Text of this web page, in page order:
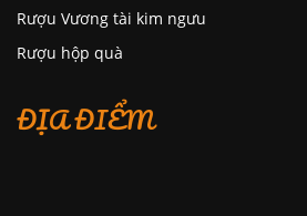
Rượu Vương tài kim ngưu
Rượu hộp quà
ĐỊA ĐIỂM